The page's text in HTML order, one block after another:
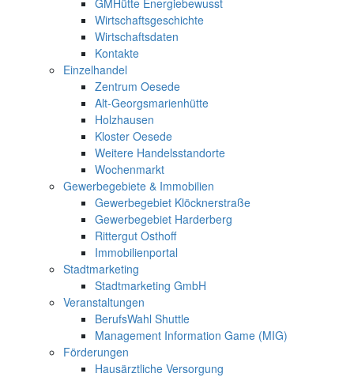
Wirtschaftsgeschichte
Wirtschaftsdaten
Kontakte
Einzelhandel
Zentrum Oesede
Alt-Georgsmarienhütte
Holzhausen
Kloster Oesede
Weitere Handelsstandorte
Wochenmarkt
Gewerbegebiete & Immobilien
Gewerbegebiet Klöcknerstraße
Gewerbegebiet Harderberg
Rittergut Osthoff
Immobilienportal
Stadtmarketing
Stadtmarketing GmbH
Veranstaltungen
BerufsWahl Shuttle
Management Information Game (MIG)
Förderungen
Hausärztliche Versorgung